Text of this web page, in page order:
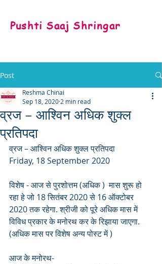
Pushti Saaj Shringar
Post
व्रज – आश्विन अधिक शुक्ल
प्रतिपदा
Reshma Chinai
Sep 18, 2020 2 min read
व्रज – आश्विन अधिक शुक्ल प्रतिपदा
Friday, 18 September 2020
विशेष - आज से पुरशोत्तम (अधिक )  मास शुरू हो
रहा हे जो 18 सितंबर 2020 से 16 ऑक्टोबर
2020 तक रहेगा. श्रीजी को पूरे अधिक मास में
विविध प्रकार के मनोरथ कर के रिझाया जाएगा.
(अधिक मास पर विशेष अन्य पोस्ट में )
आज के मनोरथ-